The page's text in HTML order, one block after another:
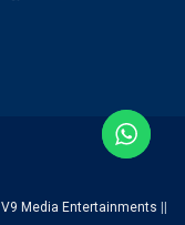
V9 Media Entertainments